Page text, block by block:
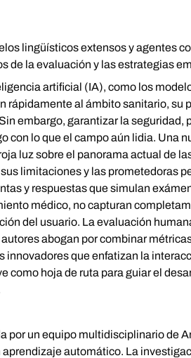
lingüísticos extensos y agentes
de la evaluación y las estrategias
artificial (IA), como los
rápidamente al ámbito sanitario, su
embargo, garantizar la seguridad,
con lo que el campo aún lidia. Una
luz sobre el panorama actual de
limitaciones y las prometedoras
y respuestas que simulan
médico, no capturan
del usuario. La evaluación
abogan por combinar
innovadores que enfatizan la
como hoja de ruta para guiar el
por un equipo multidisciplinario de
automático. La